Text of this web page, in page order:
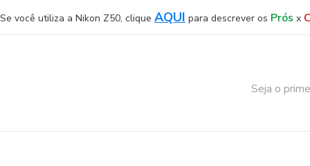
Se você utiliza a Nikon Z50, clique AQUI para descrever os Prós x
Seja o